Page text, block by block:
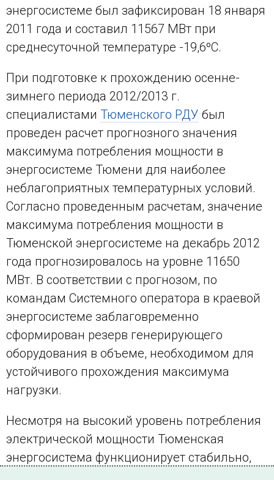
энергосистеме был зафиксирован 18 января
2011 года и составил 11567 МВт при
среднесуточной температуре -19,6ºС.
При подготовке к прохождению осенне-
зимнего периода 2012/2013 г.
специалистами Тюменского РДУ был
проведен расчет прогнозного значения
максимума потребления мощности в
энергосистеме Тюмени для наиболее
неблагоприятных температурных условий.
Согласно проведенным расчетам, значение
максимума потребления мощности в
Тюменской энергосистеме на декабрь 2012
года прогнозировалось на уровне 11650
МВт. В соответствии с прогнозом, по
командам Системного оператора в краевой
энергосистеме заблаговременно
сформирован резерв генерирующего
оборудования в объеме, необходимом для
устойчивого прохождения максимума
нагрузки.
Несмотря на высокий уровень потребления
электрической мощности Тюменская
энергосистема функционирует стабильно,